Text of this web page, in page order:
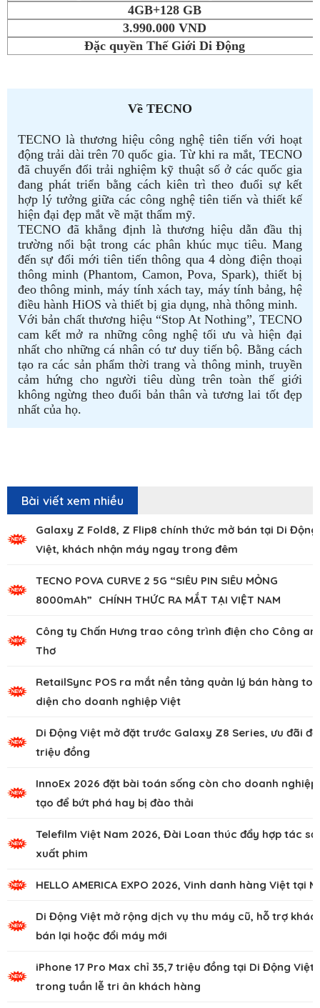
4GB+128 GB
3.990.000 VND
Đặc quyền Thế Giới Di Động
Về TECNO
TECNO là thương hiệu công nghệ tiên tiến với hoạt
động trải dài trên 70 quốc gia. Từ khi ra mắt, TECNO
đã chuyển đổi trải nghiệm kỹ thuật số ở các quốc gia
đang phát triển bằng cách kiên trì theo đuổi sự kết
hợp lý tưởng giữa các công nghệ tiên tiến và thiết kế
hiện đại đẹp mắt về mặt thẩm mỹ.
TECNO đã khẳng định là thương hiệu dẫn đầu thị
trường nổi bật trong các phân khúc mục tiêu. Mang
đến sự đổi mới tiên tiến thông qua 4 dòng điện thoại
thông minh (Phantom, Camon, Pova, Spark), thiết bị
đeo thông minh, máy tính xách tay, máy tính bảng, hệ
điều hành HiOS và thiết bị gia dụng, nhà thông minh.
Với bản chất thương hiệu “Stop At Nothing”, TECNO
cam kết mở ra những công nghệ tối ưu và hiện đại
nhất cho những cá nhân có tư duy tiến bộ. Bằng cách
tạo ra các sản phẩm thời trang và thông minh, truyền
cảm hứng cho người tiêu dùng trên toàn thế giới
không ngừng theo đuổi bản thân và tương lai tốt đẹp
nhất của họ.
Bài viết xem nhiều
Galaxy Z Fold8, Z Flip8 chính thức mở bán tại Di Động
Việt, khách nhận máy ngay trong đêm
TECNO POVA CURVE 2 5G “SIÊU PIN SIÊU MỎNG
8000mAh” CHÍNH THỨC RA MẮT TẠI VIỆT NAM
Công ty Chấn Hưng trao công trình điện cho Công an
Thơ
RetailSync POS ra mắt nền tảng quản lý bán hàng
diện cho doanh nghiệp Việt
Di Động Việt mở đặt trước Galaxy Z8 Series, ưu đãi
triệu đồng
InnoEx 2026 đặt bài toán sống còn cho doanh
tạo để bứt phá hay bị đào thải
Telefilm Việt Nam 2026, Đài Loan thúc đẩy hợp tác
xuất phim
HELLO AMERICA EXPO 2026, Vinh danh hàng Việt tại
Di Động Việt mở rộng dịch vụ thu máy cũ, hỗ trợ
bán lại hoặc đổi máy mới
iPhone 17 Pro Max chỉ 35,7 triệu đồng tại Di Động Việt
trong tuần lễ tri ân khách hàng